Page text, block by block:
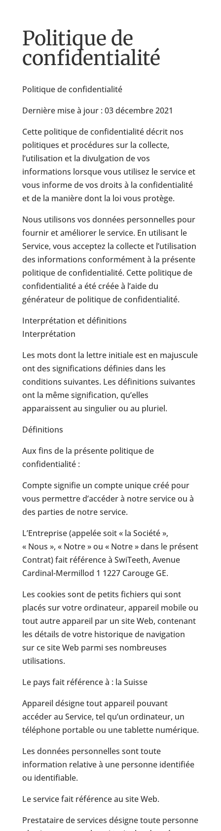
Politique de
confidentialité
Politique de confidentialité
Dernière mise à jour : 03 décembre 2021
Cette politique de confidentialité décrit nos
politiques et procédures sur la collecte,
l’utilisation et la divulgation de vos
informations lorsque vous utilisez le service et
vous informe de vos droits à la confidentialité
et de la manière dont la loi vous protège.
Nous utilisons vos données personnelles pour
fournir et améliorer le service. En utilisant le
Service, vous acceptez la collecte et l’utilisation
des informations conformément à la présente
politique de confidentialité. Cette politique de
confidentialité a été créée à l’aide du
générateur de politique de confidentialité.
Interprétation et définitions
Interprétation
Les mots dont la lettre initiale est en majuscule
ont des significations définies dans les
conditions suivantes. Les définitions suivantes
ont la même signification, qu’elles
apparaissent au singulier ou au pluriel.
Définitions
Aux fins de la présente politique de
confidentialité :
Compte signifie un compte unique créé pour
vous permettre d’accéder à notre service ou à
des parties de notre service.
L’Entreprise (appelée soit « la Société »,
« Nous », « Notre » ou « Notre » dans le présent
Contrat) fait référence à SwiTeeth, Avenue
Cardinal-Mermillod 1 1227 Carouge GE.
Les cookies sont de petits fichiers qui sont
placés sur votre ordinateur, appareil mobile ou
tout autre appareil par un site Web, contenant
les détails de votre historique de navigation
sur ce site Web parmi ses nombreuses
utilisations.
Le pays fait référence à : la Suisse
Appareil désigne tout appareil pouvant
accéder au Service, tel qu’un ordinateur, un
téléphone portable ou une tablette numérique.
Les données personnelles sont toute
information relative à une personne identifiée
ou identifiable.
Le service fait référence au site Web.
Prestataire de services désigne toute personne